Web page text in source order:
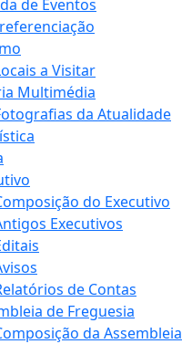
de Eventos
a Visitar
Multimédia
da Atualidade
do Executivo
Executivos
de Contas
de Freguesia
da Assembleia